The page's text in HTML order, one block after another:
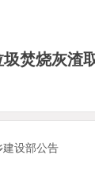
焚烧灰渣
设部公告